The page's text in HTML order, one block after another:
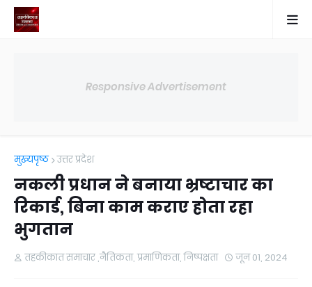
Responsive Advertisement
मुख्यपृष्ठ उत्तर प्रदेश
नकली प्रधान ने बनाया भ्रष्टाचार का
रिकार्ड, बिना काम कराए होता रहा
भुगतान
तहकीकात समाचार ,नैतिकता, प्रमाणिकता, निष्पक्षता जून 01, 2024